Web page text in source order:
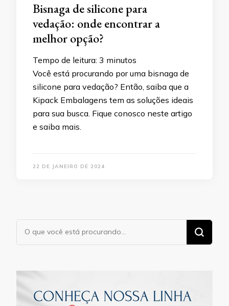
Bisnaga de silicone para
vedação: onde encontrar a
melhor opção?
Tempo de leitura: 3 minutos
Você está procurando por uma bisnaga de
silicone para vedação? Então, saiba que a
Kipack Embalagens tem as soluções ideais
para sua busca. Fique conosco neste artigo
e saiba mais.
22 DE JANEIRO DE 2024
Procurando
algo?